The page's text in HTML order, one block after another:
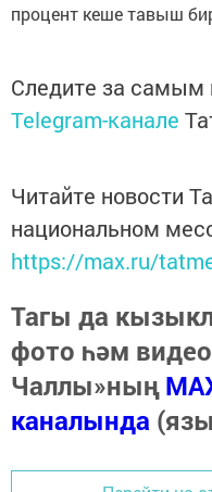
процент кеше тавыш
Следите за
Telegram-канале
Читайте новости
национальном
https://max.ru/
Тагы да
фото һәм
Чаллы»ның
каналында